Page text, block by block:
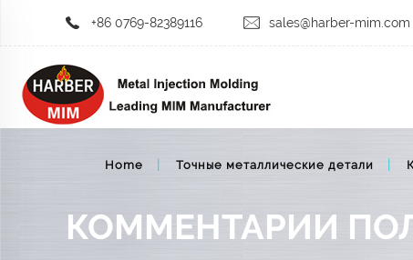
+86 0769-82389116 sales@harber-mim.com
Home Точные металлические детали
КОММЕНТАРИИ